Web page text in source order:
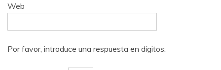
Web
Por favor, introduce una respuesta en dígitos: